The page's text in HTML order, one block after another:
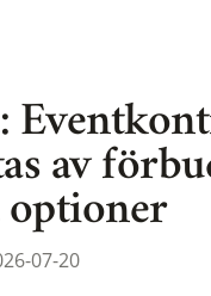
av
optioner
07-20